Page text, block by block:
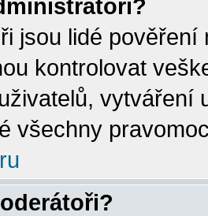
jsou lidé
kontrolovat
vytváření
všechny